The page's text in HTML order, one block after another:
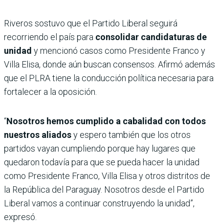
Riveros sostuvo que el Partido Liberal seguirá
recorriendo el país para consolidar candidaturas de
unidad y mencionó casos como Presidente Franco y
Villa Elisa, donde aún buscan consensos. Afirmó además
que el PLRA tiene la conducción política necesaria para
fortalecer a la oposición.
“Nosotros hemos cumplido a cabalidad con todos
nuestros aliadosy espero también que los otros
partidos vayan cumpliendo porque hay lugares que
quedaron todavía para que se pueda hacer la unidad
como Presidente Franco, Villa Elisa y otros distritos de
la República del Paraguay. Nosotros desde el Partido
Liberal vamos a continuar construyendo la unidad”,
expresó.